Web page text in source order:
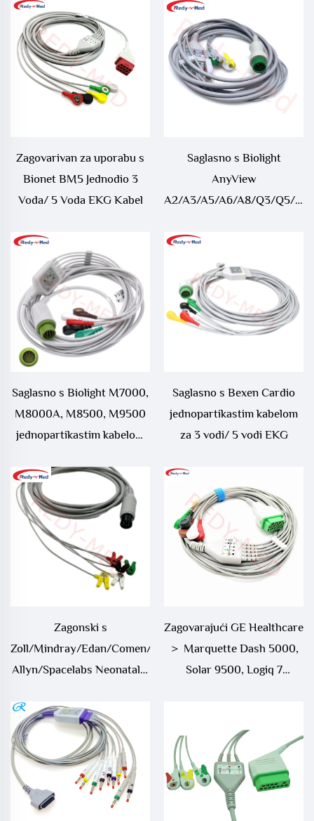
Zagovarivan za uporabu s
Bionet BM5 Jednodio 3
Voda/ 5 Voda EKG Kabel
Saglasno s Biolight
AnyView
A2/A3/A5/A6/A8/Q3/Q5/
za 3 vodi/ 5 vodi EKG
Saglasno s Biolight M7000,
M8000A, M8500, M9500
jednopartikastim kabelom
Saglasno s Bexen Cardio
jednopartikastim kabelom
za 3 vodi/ 5 vodi EKG
Zagonski s
Zoll/Mindray/Edan/Comen/Welch
Allyn/Spacelabs Neonatalni
6pin
Zagovarajući GE Healthcare
＞ Marquette Dash 5000,
Solar 9500, Logiq 7